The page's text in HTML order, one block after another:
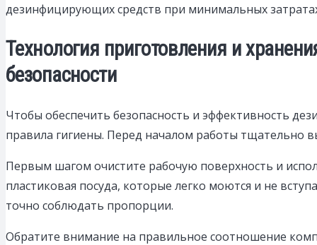
дезинфицирующих средств при минимальных
Технология приготовления и
безопасности
Чтобы обеспечить безопасность и эффективность
правила гигиены. Перед началом работы тщательно
Первым шагом очистите рабочую поверхность и
пластиковая посуда, которые легко моются и не
точно соблюдать пропорции.
Обратите внимание на правильное соотношение